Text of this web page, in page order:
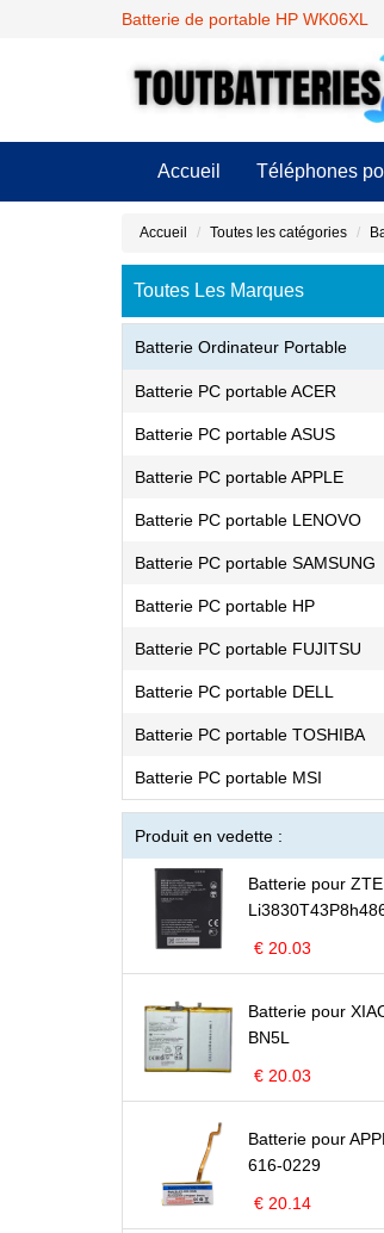
Batterie de portable HP WK06XL
Accueil Téléphones
Accueil Toutes les catégories
Toutes Les Marques
Batterie Ordinateur Portable
Batterie PC portable ACER
Batterie PC portable ASUS
Batterie PC portable APPLE
Batterie PC portable LENOVO
Batterie PC portable SAMSUNG
Batterie PC portable HP
Batterie PC portable FUJITSU
Batterie PC portable DELL
Batterie PC portable TOSHIBA
Batterie PC portable MSI
Produit en vedette :
Batterie pour ZTE
€ 20.03
Batterie pour
BN5L
€ 20.03
Batterie pour
616-0229
€ 20.14